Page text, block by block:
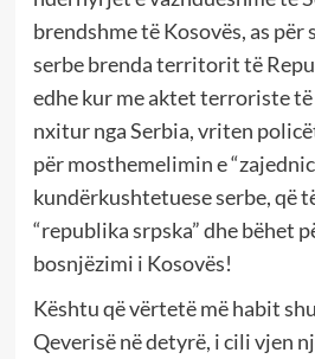
brendshme të Kosovës, as
serbe brenda territorit të
edhe kur me aktet terroriste
nxitur nga Serbia, vriten
për mosthemelimin e
kundërkushtetuese serbe, që
“republika srpska” dhe bëhet
bosnjëzimi i Kosovës!
Kështu që vërtetë më habit
Qeverisë në detyrë, i cili vjen